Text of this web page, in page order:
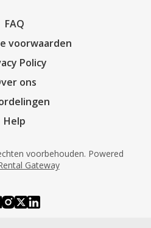
FAQ
voorwaarden
Policy
ons
Help
voorbehouden. Powered
Gateway